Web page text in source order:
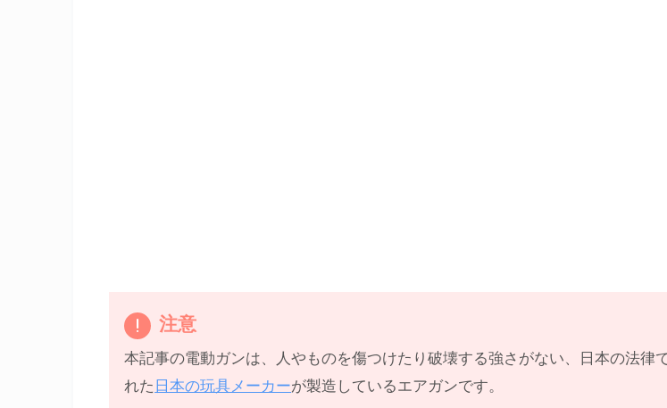
注意
本記事の電動ガンは、人やものを傷つけたり破壊する強さがない、日本の法律
れた 日本の玩具メーカーが製造しているエアガンです。